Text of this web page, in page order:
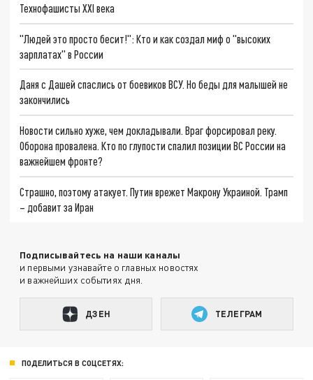
Технофашисты XXI века
"Людей это просто бесит!": Кто и как создал миф о "высоких
зарплатах" в России
Даня с Дашей спаслись от боевиков ВСУ. Но беды для малышей не
закончились
Новости сильно хуже, чем докладывали. Враг форсировал реку.
Оборона провалена. Кто по глупости спалил позиции ВС России на
важнейшем фронте?
Страшно, поэтому атакует. Путин врежет Макрону Украиной. Трамп
– добавит за Иран
Подписывайтесь на наши каналы
и первыми узнавайте о главных новостях
и важнейших событиях дня.
ДЗЕН ТЕЛЕГРАМ
ПОДЕЛИТЬСЯ В СОЦСЕТЯХ: